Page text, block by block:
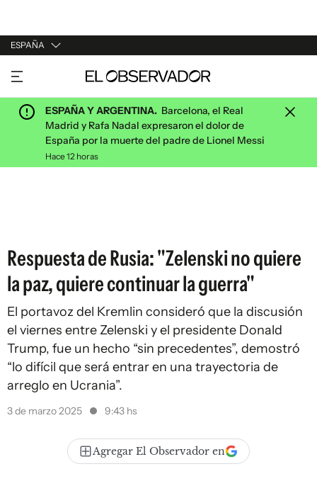
ESPAÑA
URUGUAY
ARGENTINA
ESPAÑA
ESTADOS UNIDOS
ESPAÑA Y ARGENTINA. Barcelona, el Real
Madrid y Rafa Nadal expresaron el dolor de
España por la muerte del padre de Lionel Messi
Hace 12 horas
Respuesta de Rusia: "Zelenski no quiere
la paz, quiere continuar la guerra"
El portavoz del Kremlin consideró que la discusión
el viernes entre Zelenski y el presidente Donald
Trump, fue un hecho “sin precedentes”, demostró
“lo difícil que será entrar en una trayectoria de
arreglo en Ucrania”.
3 de marzo 2025 9:43 hs
Agregar El Observador en